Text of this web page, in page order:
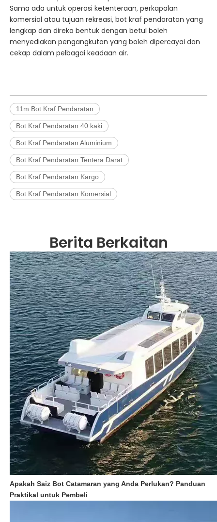
Sama ada untuk operasi ketenteraan, perkapalan
komersial atau tujuan rekreasi, bot kraf pendaratan yang
lengkap dan direka bentuk dengan betul boleh
menyediakan pengangkutan yang boleh dipercayai dan
cekap dalam pelbagai keadaan air.
11m Bot Kraf Pendaratan
Bot Kraf Pendaratan 40 kaki
Bot Kraf Pendaratan Aluminium
Bot Kraf Pendaratan Tentera Darat
Bot Kraf Pendaratan Kargo
Bot Kraf Pendaratan Komersial
Berita Berkaitan
Apakah Saiz Bot Catamaran yang Anda Perlukan? Panduan
Praktikal untuk Pembeli